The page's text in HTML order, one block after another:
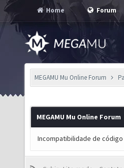
Home Forum
MEGAMU Mu Online Forum
MEGAMU Mu Online Forum
Incompatibilidade de